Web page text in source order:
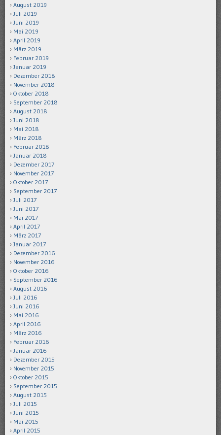
August 2019
Juli 2019
Juni 2019
Mai 2019
April 2019
März 2019
Februar 2019
Januar 2019
Dezember 2018
November 2018
Oktober 2018
September 2018
August 2018
Juni 2018
Mai 2018
März 2018
Februar 2018
Januar 2018
Dezember 2017
November 2017
Oktober 2017
September 2017
Juli 2017
Juni 2017
Mai 2017
April 2017
März 2017
Januar 2017
Dezember 2016
November 2016
Oktober 2016
September 2016
August 2016
Juli 2016
Juni 2016
Mai 2016
April 2016
März 2016
Februar 2016
Januar 2016
Dezember 2015
November 2015
Oktober 2015
September 2015
August 2015
Juli 2015
Juni 2015
Mai 2015
April 2015